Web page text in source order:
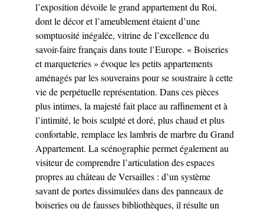
l’exposition dévoile le grand appartement du Roi,
dont le décor et l’ameublement étaient d’une
somptuosité inégalée, vitrine de l’excellence du
savoir-faire français dans toute l’Europe. « Boiseries
et marqueteries » évoque les petits appartements
aménagés par les souverains pour se soustraire à cette
vie de perpétuelle représentation. Dans ces pièces
plus intimes, la majesté fait place au raffinement et à
l’intimité, le bois sculpté et doré, plus chaud et plus
confortable, remplace les lambris de marbre du Grand
Appartement. La scénographie permet également au
visiteur de comprendre l’articulation des espaces
propres au château de Versailles : d’un système
savant de portes dissimulées dans des panneaux de
boiseries ou de fausses bibliothèques, il résulte un